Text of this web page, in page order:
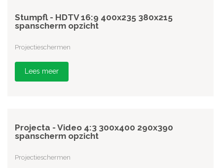
Stumpfl - HDTV 16:9 400x235 380x215
spanscherm opzicht
Projectieschermen
Lees meer
Projecta - Video 4:3 300x400 290x390
spanscherm opzicht
Projectieschermen